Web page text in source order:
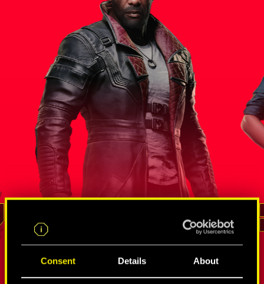
Consent Details About
間諜和竄網使的錯綜網絡
索羅門．
蟄伏狗命